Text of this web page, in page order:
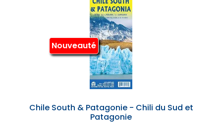
Nouveauté
Chile South & Patagonie - Chili du Sud et
Patagonie